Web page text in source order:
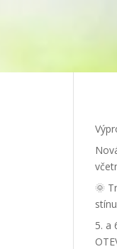
🌞
5. a